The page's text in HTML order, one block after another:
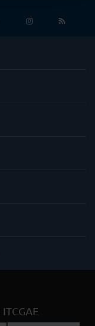
ITCGAE